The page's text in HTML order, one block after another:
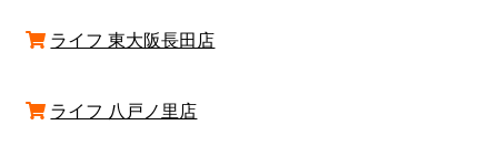
ライフ 東大阪長田店
ライフ 八戸ノ里店